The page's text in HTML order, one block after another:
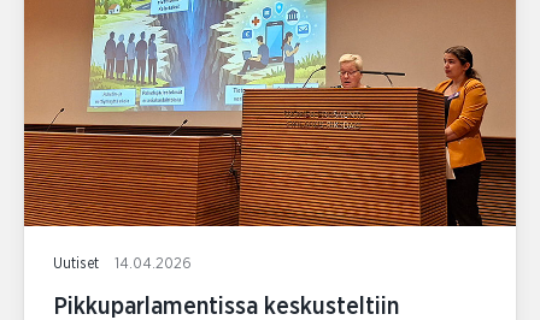
Uutiset 14.04.2026
Pikkuparlamentissa keskusteltiin